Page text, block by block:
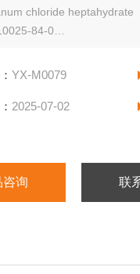
chloride heptahydrate
84-0
YX-M0079
2025-07-02
咨询 联